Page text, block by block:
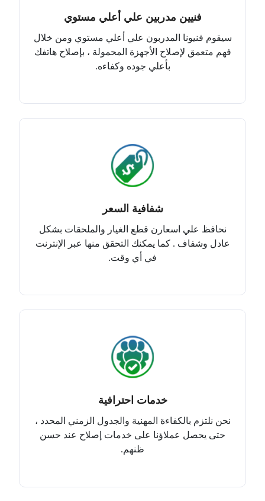
فنيين مدربين علي أعلي مستوي
سيقوم فنيونا المدربون علي أعلي مستوي ومن خلال
فهم متعمق لإصلاح الأجهزة المحمولة ، بإصلاح هاتفك
بأعلي جوده وكفاءه.
شفافية السعر
نحافظ علي اسعارن قطع الغيار والملحقات بشكل
عادل وشفاف . كما يمكنك التحقق منها عبر الإنترنت
في أي وقت.
خدمات احترافية
نحن نلتزم بالكفاءة المهنية والجدول الزمني المحدد ،
حتى يحصل عملاؤنا على خدمات إصلاح عند حسن
ظنهم.